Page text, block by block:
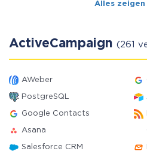
Alles zeigen
ActiveCampaign (261
AWeber
PostgreSQL
Google Contacts
Asana
Salesforce CRM